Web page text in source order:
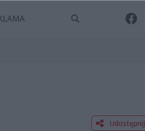
Udostępnij